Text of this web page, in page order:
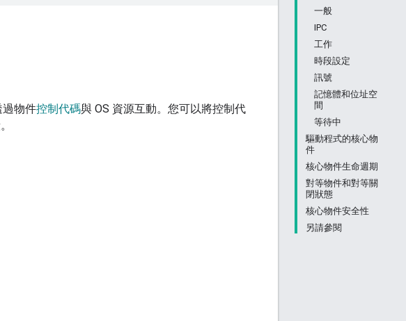
一般
IPC
工作
時段設定
訊號
記憶體和位址空
間
等待中
驅動程式的核心物
件
核心物件生命週期
對等物件和對等關
閉狀態
核心物件安全性
另請參閱
過物件控制代碼與 OS 資源互動。您可以將控制代